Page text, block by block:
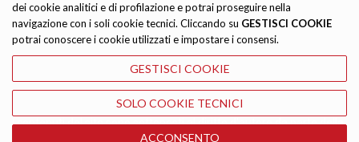
I contenuti del sito sono sottoposti al diritto d'autore da parte della
CAMPA. Ne è vietata la riproduzione. © Copyright CAMPA
dei cookie analitici e di profilazione e potrai proseguire nella
navigazione con i soli cookie tecnici. Cliccando su GESTISCI COOKIE
potrai conoscere i cookie utilizzati e impostare i consensi.
GESTISCI COOKIE
SOLO COOKIE TECNICI
ACCONSENTO